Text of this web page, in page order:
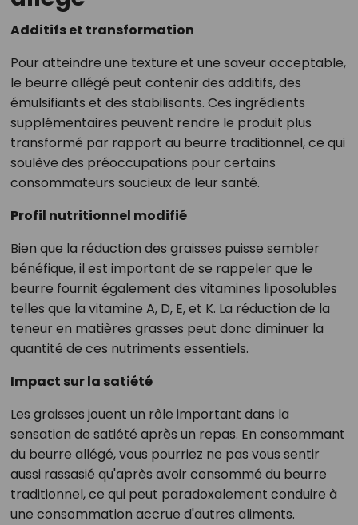
Additifs et transformation
Pour atteindre une texture et une saveur acceptable,
le beurre allégé peut contenir des additifs, des
émulsifiants et des stabilisants. Ces ingrédients
supplémentaires peuvent rendre le produit plus
transformé par rapport au beurre traditionnel, ce qui
soulève des préoccupations pour certains
consommateurs soucieux de leur santé.
Profil nutritionnel modifié
Bien que la réduction des graisses puisse sembler
bénéfique, il est important de se rappeler que le
beurre fournit également des vitamines liposolubles
telles que la vitamine A, D, E, et K. La réduction de la
teneur en matières grasses peut donc diminuer la
quantité de ces nutriments essentiels.
Impact sur la satiété
Les graisses jouent un rôle important dans la
sensation de satiété après un repas. En consommant
du beurre allégé, vous pourriez ne pas vous sentir
aussi rassasié qu'après avoir consommé du beurre
traditionnel, ce qui peut paradoxalement conduire à
une consommation accrue d'autres aliments.